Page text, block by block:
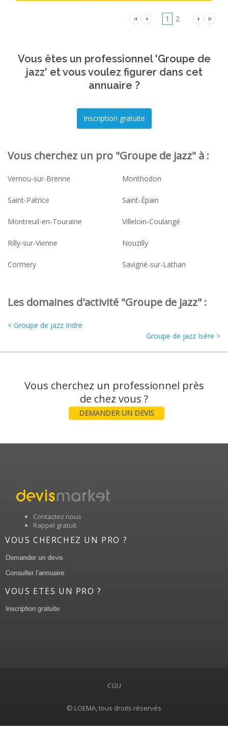
1 2
Vous êtes un professionnel 'Groupe de
jazz' et vous voulez figurer dans cet
annuaire ?
Vous cherchez un pro "Groupe de jazz" à :
Vernou-sur-Brenne Monthodon
Saint-Patrice Saint-Épain
Montreuil-en-Touraine Villeloin-Coulangé
Rilly-sur-Vienne Nouzilly
Cormery Savigné-sur-Lathan
Les domaines d'activité "Groupe de jazz" :
< Groupe de jazz Indre
Groupe de jazz Isére >
Vous cherchez un professionnel près
DEMANDER UN DEVIS
Contactez nous
Rappel gratuit
VOUS CHERCHEZ UN PRO ?
VOUS ETES UN PRO ?
CGU
© LOEMA, tous droits réservés